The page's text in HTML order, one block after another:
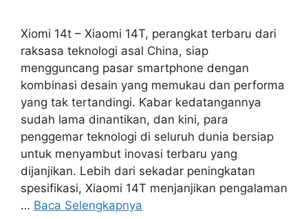
Xiomi 14t – Xiaomi 14T, perangkat terbaru dari
raksasa teknologi asal China, siap
mengguncang pasar smartphone dengan
kombinasi desain yang memukau dan performa
yang tak tertandingi. Kabar kedatangannya
sudah lama dinantikan, dan kini, para
penggemar teknologi di seluruh dunia bersiap
untuk menyambut inovasi terbaru yang
dijanjikan. Lebih dari sekadar peningkatan
spesifikasi, Xiaomi 14T menjanjikan pengalaman
… Baca Selengkapnya